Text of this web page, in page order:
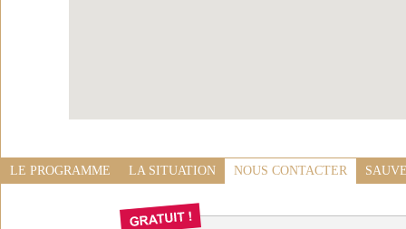
LE PROGRAMME LA SITUATION NOUS CONTACTER